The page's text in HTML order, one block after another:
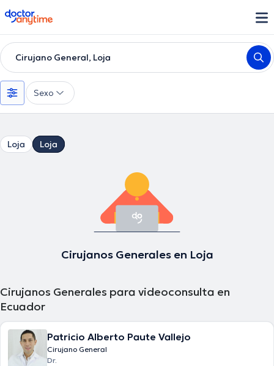
doctoranytime
Cirujano General, Loja
Sexo
Loja Loja
Cirujanos Generales en Loja
Cirujanos Generales para videoconsulta en
Ecuador
Patricio Alberto Paute Vallejo
Cirujano General
Dr.